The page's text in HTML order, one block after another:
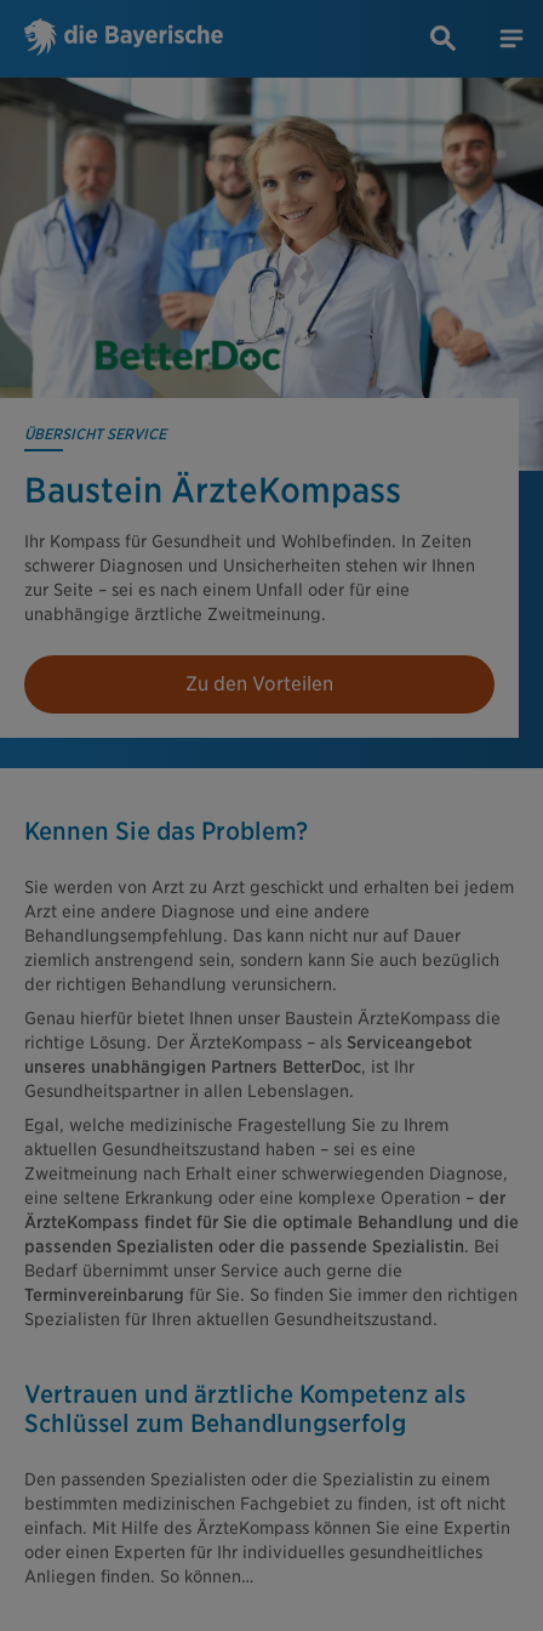
ÜBERSICHT SERVICE
Baustein ÄrzteKompass
Ihr Kompass für Gesundheit und Wohlbefinden. In Zeiten
schwerer Diagnosen und Unsicherheiten stehen wir Ihnen
zur Seite – sei es nach einem Unfall oder für eine
unabhängige ärztliche Zweitmeinung.
Zu den Vorteilen
Kennen Sie das Problem?
Sie werden von Arzt zu Arzt geschickt und erhalten bei jedem
Arzt eine andere Diagnose und eine andere
Behandlungsempfehlung. Das kann nicht nur auf Dauer
ziemlich anstrengend sein, sondern kann Sie auch bezüglich
der richtigen Behandlung verunsichern.
Genau hierfür bietet Ihnen unser Baustein ÄrzteKompass die
richtige Lösung. Der ÄrzteKompass – als Serviceangebot
unseres unabhängigen Partners BetterDoc, ist Ihr
Gesundheitspartner in allen Lebenslagen.
Egal, welche medizinische Fragestellung Sie zu Ihrem
aktuellen Gesundheitszustand haben – sei es eine
Zweitmeinung nach Erhalt einer schwerwiegenden Diagnose,
eine seltene Erkrankung oder eine komplexe Operation – der
ÄrzteKompass findet für Sie die optimale Behandlung und die
passenden Spezialisten oder die passende Spezialistin. Bei
Bedarf übernimmt unser Service auch gerne die
Terminvereinbarung für Sie. So finden Sie immer den richtigen
Spezialisten für Ihren aktuellen Gesundheitszustand.
Vertrauen und ärztliche Kompetenz als
Schlüssel zum Behandlungs­erfolg
Den passenden Spezialisten oder die Spezialistin zu einem
bestimmten medizinischen Fachgebiet zu finden, ist oft nicht
einfach. Mit Hilfe des ÄrzteKompass können Sie eine Expertin
oder einen Experten für Ihr individuelles gesundheitliches
Anliegen finden. So können…